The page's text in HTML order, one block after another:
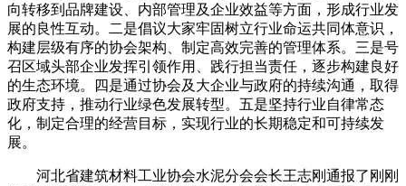
向转移到品牌建设、内部管理及企业效益等方面，形成行业发
展的良性互动。二是倡议大家牢固树立行业命运共同体意识，
构建层级有序的协会架构、制定高效完善的管理体系。三是号
召区域头部企业发挥引领作用、践行担当责任，逐步构建良好
的生态环境。四是通过协会及大企业与政府的持续沟通，取得
政府支持，推动行业绿色发展转型。五是坚持行业自律常态
化，制定合理的经营目标，实现行业的长期稳定和可持续发
展。
河北省建筑材料工业协会水泥分会会长王志刚通报了刚刚